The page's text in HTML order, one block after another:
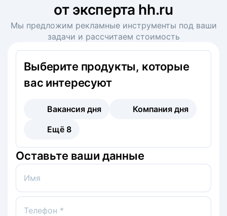
от эксперта hh.ru
Мы предложим рекламные инструменты под ваши
задачи и рассчитаем стоимость
Выберите продукты, которые
вас интересуют
Вакансия дня
Компания дня
Ещё 8
Оставьте ваши данные
Имя
Телефон *